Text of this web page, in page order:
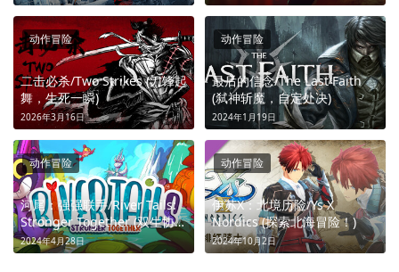
二击必杀/Two Strikes (刀锋起
舞，生死一瞬)
2026年3月16日
动作冒险
最后的信念/The Last Faith
(弑神斩魔，自定处决)
2024年1月19日
动作冒险
河尾：强强联手/River Tails:
Stronger Together (双生协
作，自然共生)
2024年4月28日
动作冒险
伊苏X：北境历险/Ys X
Nordics (探索北海冒险！)
2024年10月2日
动作冒险